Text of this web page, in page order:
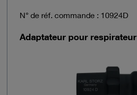
N° de réf. commande : 10924D
Adaptateur pour respirateur